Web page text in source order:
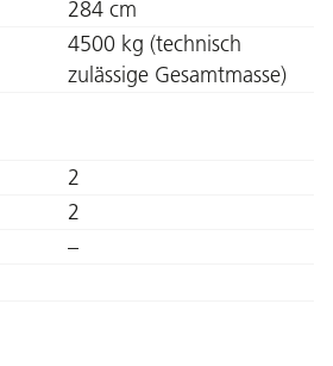
284 cm
4500 kg (technisch
zulässige Gesamtmasse)
2
2
–